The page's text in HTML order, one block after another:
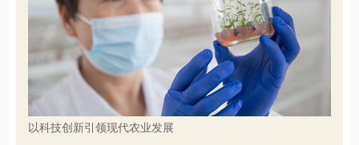
以科技创新引领现代农业发展